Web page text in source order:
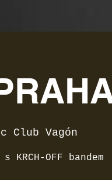
Club Vagón
OFF bandem